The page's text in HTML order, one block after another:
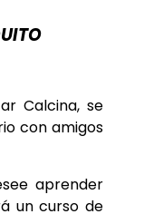
Calcina, se
con amigos
aprender
un curso de